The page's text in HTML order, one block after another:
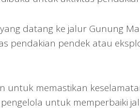
datang ke jalur Gunung
pendakian pendek atau
untuk memastikan
untuk memperbaiki